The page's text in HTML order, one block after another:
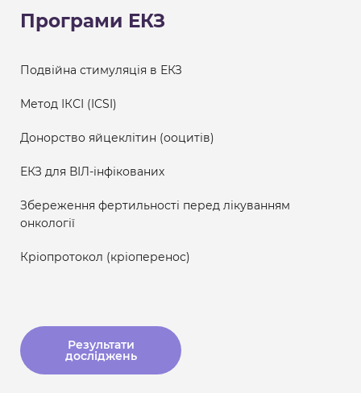
Програми ЕКЗ
Подвійна стимуляція в ЕКЗ
Метод ІКСІ (ICSI)
Донорство яйцеклітин (ооцитів)
ЕКЗ для ВІЛ-інфікованих
Збереження фертильності перед лікуванням
онкології
Кріопротокол (кріоперенос)
Результати
досліджень